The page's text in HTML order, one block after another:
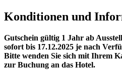
Konditionen und
Gutschein gültig 1 Jahr ab
sofort bis 17.12.2025 je nach
Bitte wenden Sie sich mit Ihrem
zur Buchung an das Hotel.